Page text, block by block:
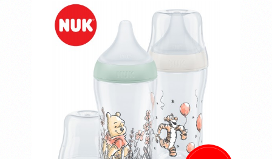
Додај во желби
Додај за споредба